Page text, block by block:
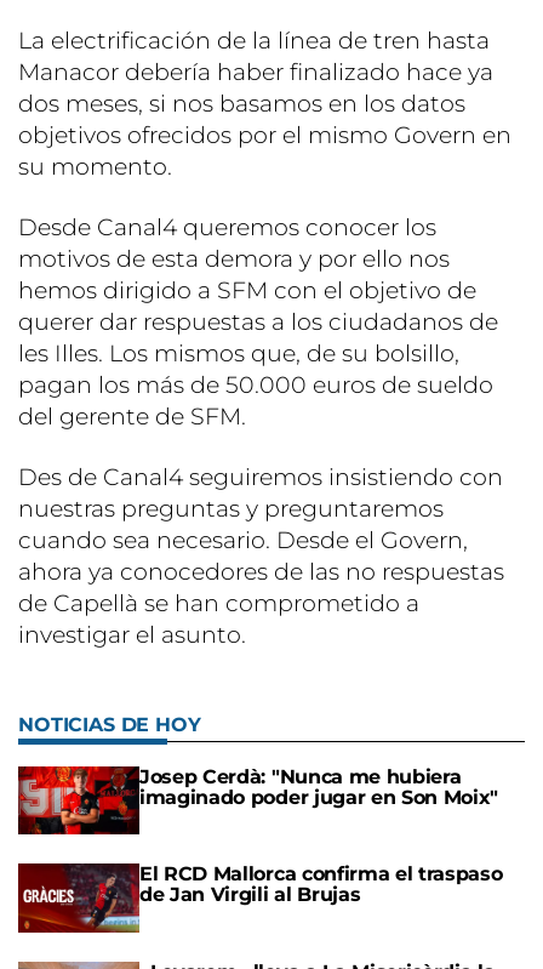
La electrificación de la línea de tren hasta
Manacor debería haber finalizado hace ya
dos meses, si nos basamos en los datos
objetivos ofrecidos por el mismo Govern en
su momento.
Desde Canal4 queremos conocer los
motivos de esta demora y por ello nos
hemos dirigido a SFM con el objetivo de
querer dar respuestas a los ciudadanos de
les Illes. Los mismos que, de su bolsillo,
pagan los más de 50.000 euros de sueldo
del gerente de SFM.
Des de Canal4 seguiremos insistiendo con
nuestras preguntas y preguntaremos
cuando sea necesario. Desde el Govern,
ahora ya conocedores de las no respuestas
de Capellà se han comprometido a
investigar el asunto.
NOTICIAS DE HOY
Josep Cerdà: "Nunca me hubiera
imaginado poder jugar en Son Moix"
El RCD Mallorca confirma el traspaso
de Jan Virgili al Brujas